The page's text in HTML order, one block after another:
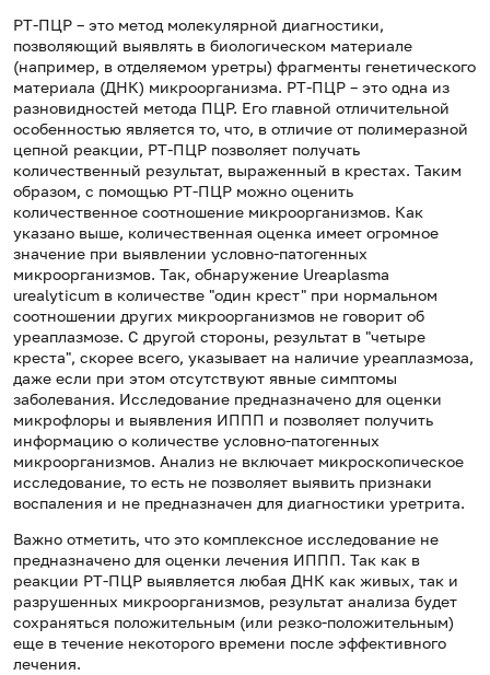
РТ-ПЦР – это метод молекулярной диагностики,
позволяющий выявлять в биологическом материале
(например, в отделяемом уретры) фрагменты генетического
материала (ДНК) микроорганизма. РТ-ПЦР – это одна из
разновидностей метода ПЦР. Его главной отличительной
особенностью является то, что, в отличие от полимеразной
цепной реакции, РТ-ПЦР позволяет получать
количественный результат, выраженный в крестах. Таким
образом, с помощью РТ-ПЦР можно оценить
количественное соотношение микроорганизмов. Как
указано выше, количественная оценка имеет огромное
значение при выявлении условно-патогенных
микроорганизмов. Так, обнаружение Ureaplasma
urealyticum в количестве "один крест" при нормальном
соотношении других микроорганизмов не говорит об
уреаплазмозе. С другой стороны, результат в "четыре
креста", скорее всего, указывает на наличие уреаплазмоза,
даже если при этом отсутствуют явные симптомы
заболевания. Исследование предназначено для оценки
микрофлоры и выявления ИППП и позволяет получить
информацию о количестве условно-патогенных
микроорганизмов. Анализ не включает микроскопическое
исследование, то есть не позволяет выявить признаки
воспаления и не предназначен для диагностики уретрита.
Важно отметить, что это комплексное исследование не
предназначено для оценки лечения ИППП. Так как в
реакции РТ-ПЦР выявляется любая ДНК как живых, так и
разрушенных микроорганизмов, результат анализа будет
сохраняться положительным (или резко-положительным)
еще в течение некоторого времени после эффективного
лечения.